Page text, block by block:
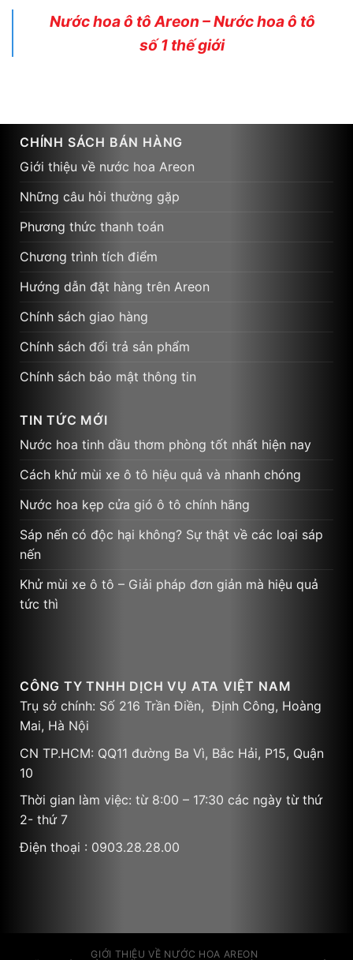
Nước hoa ô tô Areon – Nước hoa ô tô
số 1 thế giới
CHÍNH SÁCH BÁN HÀNG
Giới thiệu về nước hoa Areon
Những câu hỏi thường gặp
Phương thức thanh toán
Chương trình tích điểm
Hướng dẫn đặt hàng trên Areon
Chính sách giao hàng
Chính sách đổi trả sản phẩm
Chính sách bảo mật thông tin
TIN TỨC MỚI
Nước hoa tinh dầu thơm phòng tốt nhất hiện nay
Cách khử mùi xe ô tô hiệu quả và nhanh chóng
Nước hoa kẹp cửa gió ô tô chính hãng
Sáp nến có độc hại không? Sự thật về các loại sáp
nến
Khử mùi xe ô tô – Giải pháp đơn giản mà hiệu quả
tức thì
CÔNG TY TNHH DỊCH VỤ ATA VIỆT NAM
Trụ sở chính: Số 216 Trần Điền, Định Công, Hoàng
Mai, Hà Nội
CN TP.HCM: QQ11 đường Ba Vì, Bắc Hải, P15, Quận
10
Thời gian làm việc: từ 8:00 – 17:30 các ngày từ thứ
2- thứ 7
Điện thoại : 0903.28.28.00
GIỚI THIỆU VỀ NƯỚC HOA AREON